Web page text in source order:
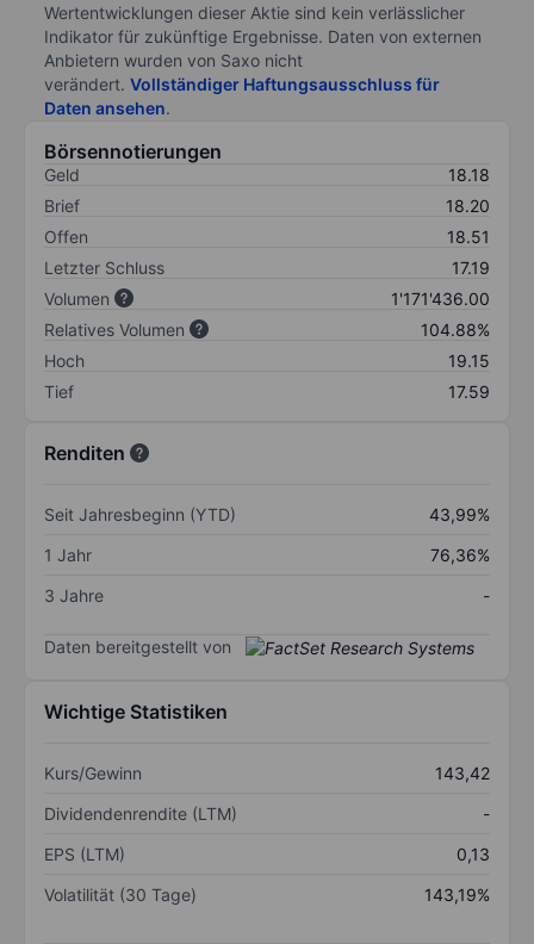
Wertentwicklungen dieser Aktie sind kein verlässlicher
Indikator für zukünftige Ergebnisse. Daten von externen
Anbietern wurden von Saxo nicht
verändert. Vollständiger Haftungsausschluss für
Daten ansehen.
Börsennotierungen
Geld
18.18
Brief
18.20
Offen
18.51
Letzter Schluss
17.19
Volumen
1'171'436.00
Relatives Volumen
104.88%
Hoch
19.15
Tief
17.59
Renditen
Seit Jahresbeginn (YTD)
43,99%
1 Jahr
76,36%
3 Jahre
-
Daten bereitgestellt von
Wichtige Statistiken
Kurs/Gewinn
143,42
Dividendenrendite (LTM)
-
EPS (LTM)
0,13
Volatilität (30 Tage)
143,19%